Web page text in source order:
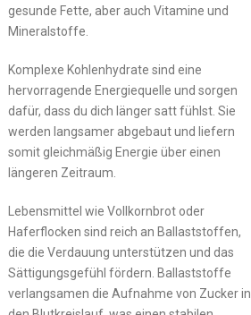
gesunde Fette, aber auch Vitamine und
Mineralstoffe.
Komplexe Kohlenhydrate sind eine
hervorragende Energiequelle und sorgen
dafür, dass du dich länger satt fühlst. Sie
werden langsamer abgebaut und liefern
somit gleichmäßig Energie über einen
längeren Zeitraum.
Lebensmittel wie Vollkornbrot oder
Haferflocken sind reich an Ballaststoffen,
die die Verdauung unterstützen und das
Sättigungsgefühl fördern. Ballaststoffe
verlangsamen die Aufnahme von Zucker in